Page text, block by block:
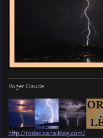
Roger Claude
http://rodac.canalblog.com/